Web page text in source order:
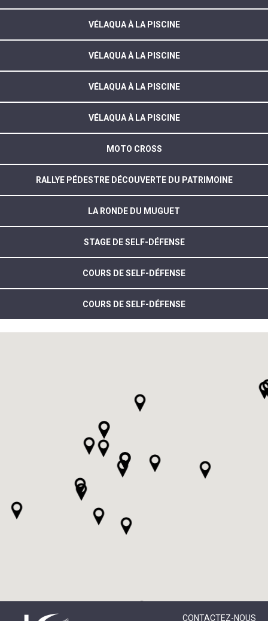
VÉLAQUA À LA PISCINE
VÉLAQUA À LA PISCINE
VÉLAQUA À LA PISCINE
VÉLAQUA À LA PISCINE
MOTO CROSS
RALLYE PÉDESTRE DÉCOUVERTE DU PATRIMOINE
LA RONDE DU MUGUET
STAGE DE SELF-DÉFENSE
COURS DE SELF-DÉFENSE
COURS DE SELF-DÉFENSE
CONTACTEZ-NOUS